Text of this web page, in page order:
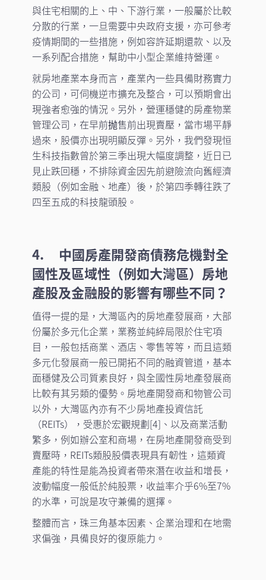
與住宅相關的上、中、下游行業，一般屬於比較
分散的行業，一旦需要中央政府支援，亦可參考
疫情期間的一些措施，例如容許延期還款、以及
一系列配合措施，幫助中小型企業維持營運。
就房地產業本身而言，產業內一些具備財務實力
的公司，可伺機逆市擴充及整合，可以預期會出
現強者愈強的情況。另外，營運穩健的房產物業
管理公司，在早前抛售前出現賣壓，當市場平靜
過來，股價亦出現明顯反彈。另外，我們發現恒
生科技指數曾於第三季出現大幅度調整，近日已
見止跌回穩，不排除資金因先前避險流向舊經濟
類股（例如金融、地產）後，於第四季轉往跌了
四至五成的科技龍頭股。
4. 中國房產開發商債務危機對全
國性及區域性（例如大灣區）房地
產股及金融股的影響有哪些不同？
值得一提的是，大灣區內的房地產發展商，大部
份屬於多元化企業，業務並純綷局限於住宅項
目，一般包括商業、酒店、零售等等，而且這類
多元化發展商一般已開拓不同的融資管道，基本
面穩健及公司質素良好，與全國性房地產發展商
比較有其另類的優勢。房地產開發商和物管公司
以外，大灣區內亦有不少房地產投資信託
（REITs），受惠於宏觀規劃[4]、以及商業活動
繁多，例如辦公室和商場，在房地產開發商受到
賣壓時，REITs類股股價表現具有韌性，這類資
產能的特性是能為投資者帶來潛在收益和增長，
波動幅度一般低於純股票，收益率介乎6%至7%
的水準，可說是攻守兼備的選擇。
整體而言，珠三角基本因素、企業治理和在地需
求偏強，具備良好的復原能力。